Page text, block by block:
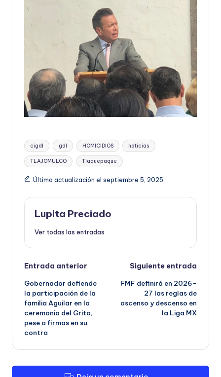
Etiquetas:
cigdl gdl HOMICIDIOS noticias
TLAJOMULCO Tlaquepaque
Última actualización el septiembre 5, 2025
Lupita Preciado
Ver todas las entradas
Navegación
de
entradas
Entrada anterior
Gobernador defiende
la participación de la
familia Aguilar en la
ceremonia del Grito,
pese a firmas en su
contra
Siguiente entrada
FMF definirá en 2026-
27 las reglas de
ascenso y descenso en
la Liga MX